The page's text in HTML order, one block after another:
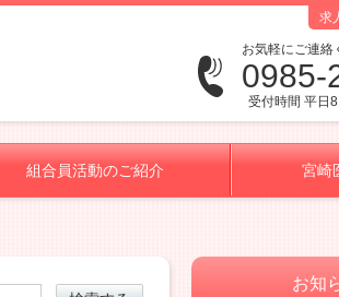
求
お気軽にご連絡
0985-
受付時間 平日
組合員活動のご紹介 宮崎
お知